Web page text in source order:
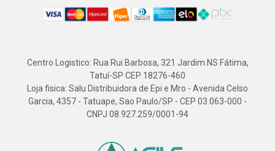
Centro Logistico: Rua Rui Barbosa, 321 Jardim NS Fátima,
Tatuí-SP CEP 18276-460
Loja fisica: Salu Distribuidora de Epi e Mro - Avenida Celso
Garcia, 4357 - Tatuape, Sao Paulo/SP - CEP 03.063-000 -
CNPJ 08.927.259/0001-94